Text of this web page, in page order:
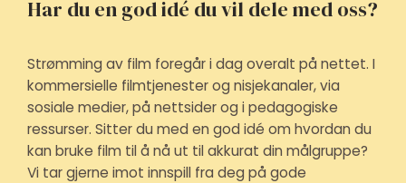
Har du en god idé du vil dele med oss?
Strømming av film foregår i dag overalt på nettet. I
kommersielle filmtjenester og nisjekanaler, via
sosiale medier, på nettsider og i pedagogiske
ressurser. Sitter du med en god idé om hvordan du
kan bruke film til å nå ut til akkurat din målgruppe?
Vi tar gjerne imot innspill fra deg på gode